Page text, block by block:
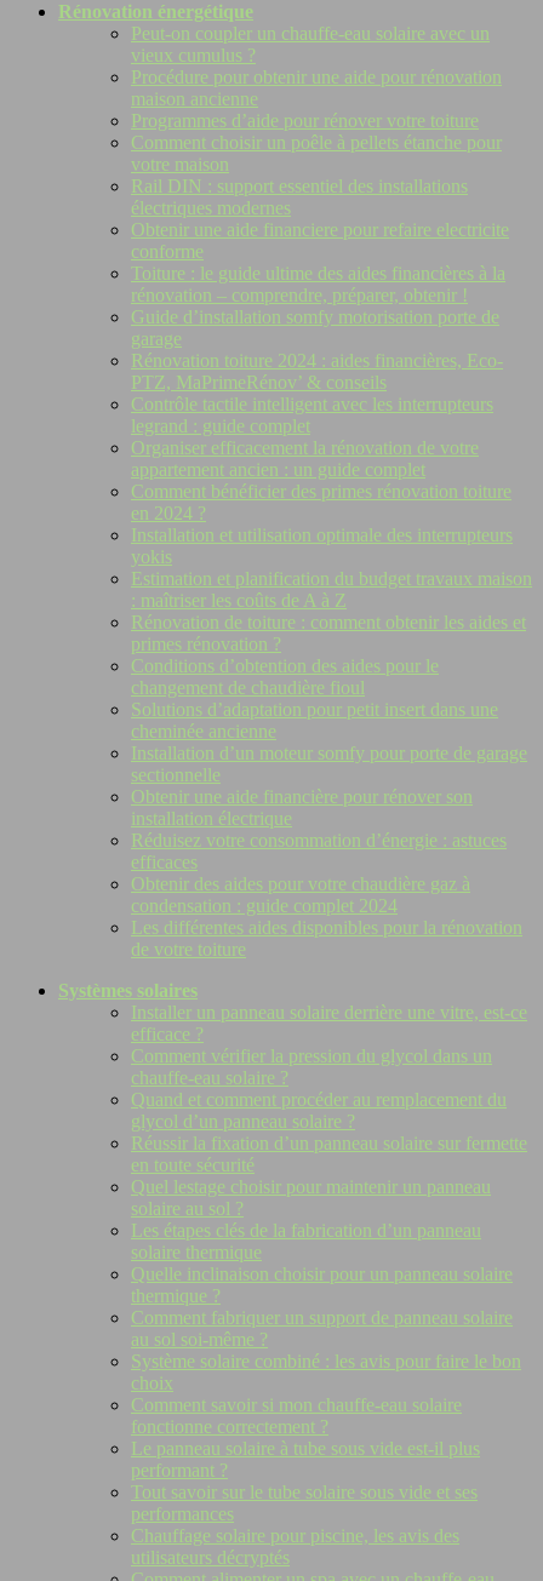
Rénovation énergétique
Peut-on coupler un chauffe-eau solaire avec un
vieux cumulus ?
Procédure pour obtenir une aide pour rénovation
maison ancienne
Programmes d’aide pour rénover votre toiture
Comment choisir un poêle à pellets étanche pour
votre maison
Rail DIN : support essentiel des installations
électriques modernes
Obtenir une aide financiere pour refaire electricite
conforme
Toiture : le guide ultime des aides financières à la
rénovation – comprendre, préparer, obtenir !
Guide d’installation somfy motorisation porte de
garage
Rénovation toiture 2024 : aides financières, Eco-
PTZ, MaPrimeRénov’ & conseils
Contrôle tactile intelligent avec les interrupteurs
legrand : guide complet
Organiser efficacement la rénovation de votre
appartement ancien : un guide complet
Comment bénéficier des primes rénovation toiture
en 2024 ?
Installation et utilisation optimale des interrupteurs
yokis
Estimation et planification du budget travaux maison
: maîtriser les coûts de A à Z
Rénovation de toiture : comment obtenir les aides et
primes rénovation ?
Conditions d’obtention des aides pour le
changement de chaudière fioul
Solutions d’adaptation pour petit insert dans une
cheminée ancienne
Installation d’un moteur somfy pour porte de garage
sectionnelle
Obtenir une aide financière pour rénover son
installation électrique
Réduisez votre consommation d’énergie : astuces
efficaces
Obtenir des aides pour votre chaudière gaz à
condensation : guide complet 2024
Les différentes aides disponibles pour la rénovation
de votre toiture
Systèmes solaires
Installer un panneau solaire derrière une vitre, est-ce
efficace ?
Comment vérifier la pression du glycol dans un
chauffe-eau solaire ?
Quand et comment procéder au remplacement du
glycol d’un panneau solaire ?
Réussir la fixation d’un panneau solaire sur fermette
en toute sécurité
Quel lestage choisir pour maintenir un panneau
solaire au sol ?
Les étapes clés de la fabrication d’un panneau
solaire thermique
Quelle inclinaison choisir pour un panneau solaire
thermique ?
Comment fabriquer un support de panneau solaire
au sol soi-même ?
Système solaire combiné : les avis pour faire le bon
choix
Comment savoir si mon chauffe-eau solaire
fonctionne correctement ?
Le panneau solaire à tube sous vide est-il plus
performant ?
Tout savoir sur le tube solaire sous vide et ses
performances
Chauffage solaire pour piscine, les avis des
utilisateurs décryptés